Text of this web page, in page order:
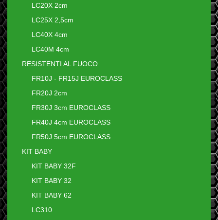
LC20X 2cm
LC25X 2,5cm
LC40X 4cm
LC40M 4cm
RESISTENTI AL FUOCO
FR10J - FR15J EUROCLASS
FR20J 2cm
FR30J 3cm EUROCLASS
FR40J 4cm EUROCLASS
FR50J 5cm EUROCLASS
KIT BABY
KIT BABY 32F
KIT BABY 32
KIT BABY 62
LC310